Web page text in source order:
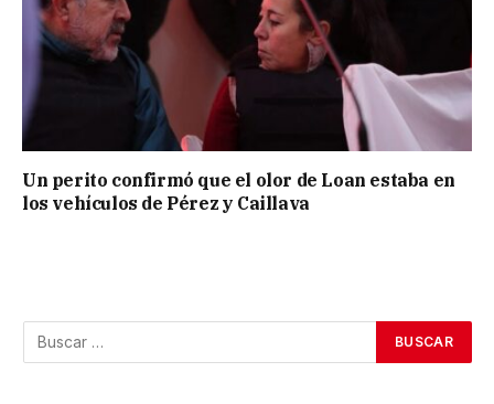
Un perito confirmó que el olor de Loan estaba en
los vehículos de Pérez y Caillava